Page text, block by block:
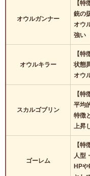
オウルガンナー
【特
銃の
オウ
強い
オウルキラー
【特
状態
オウ
スカルゴブリン
【特
平均
特徴
上昇
ゴーレム
【特
人型
HP